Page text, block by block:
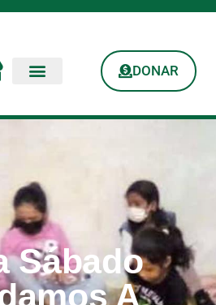
DONAR
Sábado
A